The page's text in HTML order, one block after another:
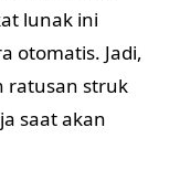
lunak ini
otomatis. Jadi,
ratusan struk
saat akan